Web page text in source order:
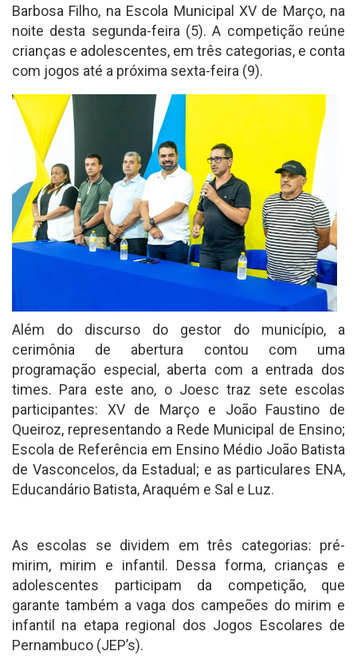
Barbosa Filho, na Escola Municipal XV de Março, na
noite desta segunda-feira (5). A competição reúne
crianças e adolescentes, em três categorias, e conta
com jogos até a próxima sexta-feira (9).
Além do discurso do gestor do município, a
cerimônia de abertura contou com uma
programação especial, aberta com a entrada dos
times. Para este ano, o Joesc traz sete escolas
participantes: XV de Março e João Faustino de
Queiroz, representando a Rede Municipal de Ensino;
Escola de Referência em Ensino Médio João Batista
de Vasconcelos, da Estadual; e as particulares ENA,
Educandário Batista, Araquém e Sal e Luz.
As escolas se dividem em três categorias: pré-
mirim, mirim e infantil. Dessa forma, crianças e
adolescentes participam da competição, que
garante também a vaga dos campeões do mirim e
infantil na etapa regional dos Jogos Escolares de
Pernambuco (JEP’s).